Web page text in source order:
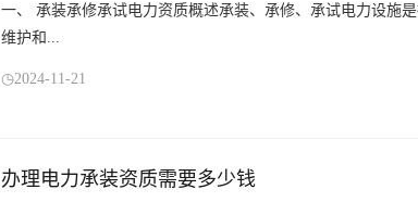
一、 承装承修承试电力资质概述承装、承修、承试电力设施
维护和...
2024-11-21
办理电力承装资质需要多少钱